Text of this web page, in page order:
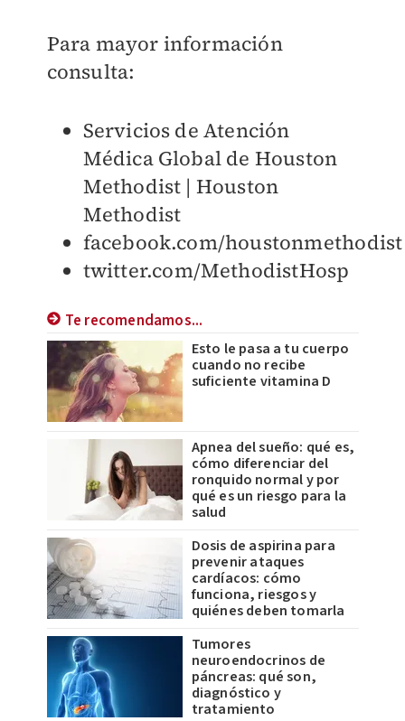
Para mayor información
consulta:
Servicios de Atención
Médica Global de Houston
Methodist | Houston
Methodist
facebook.com/houstonmethodist
twitter.com/MethodistHosp
Te recomendamos...
Esto le pasa a tu cuerpo
cuando no recibe
suficiente vitamina D
Apnea del sueño: qué es,
cómo diferenciar del
ronquido normal y por
qué es un riesgo para la
salud
Dosis de aspirina para
prevenir ataques
cardíacos: cómo
funciona, riesgos y
quiénes deben tomarla
Tumores
neuroendocrinos de
páncreas: qué son,
diagnóstico y
tratamiento